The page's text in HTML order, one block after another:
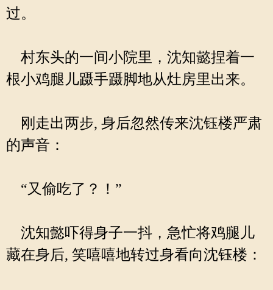
过。
村东头的一间小院里，沈知懿捏着一
根小鸡腿儿蹑手蹑脚地从灶房里出来。
刚走出两步, 身后忽然传来沈钰楼严肃
的声音：
“又偷吃了？！”
沈知懿吓得身子一抖，急忙将鸡腿儿
藏在身后, 笑嘻嘻地转过身看向沈钰楼：